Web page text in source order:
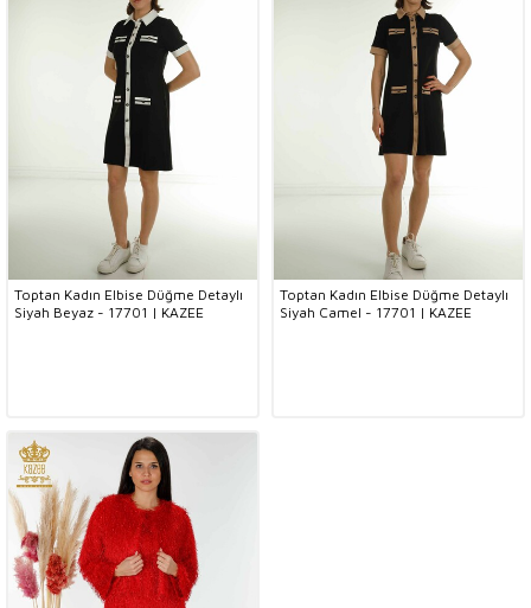
Toptan Kadın Elbise Düğme Detaylı
Siyah Beyaz - 17701 | KAZEE
Toptan Kadın Elbise Düğme Detaylı
Siyah Camel - 17701 | KAZEE